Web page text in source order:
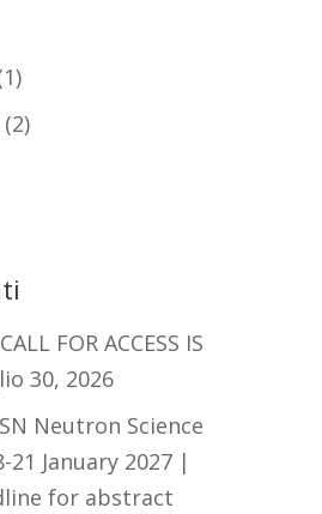
(2)
FOR ACCESS IS
30, 2026
Neutron Science
January 2027 |
for abstract